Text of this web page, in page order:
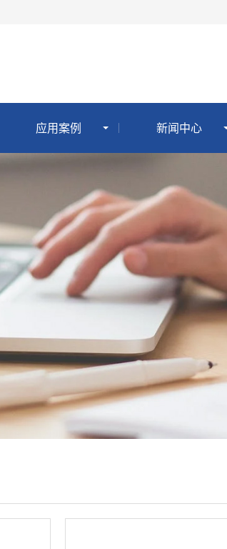
应用案例 新闻中心